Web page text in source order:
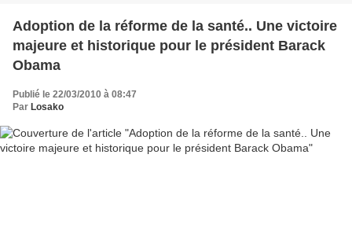
Adoption de la réforme de la santé.. Une victoire
majeure et historique pour le président Barack
Obama
Publié le 22/03/2010 à 08:47
Par Losako